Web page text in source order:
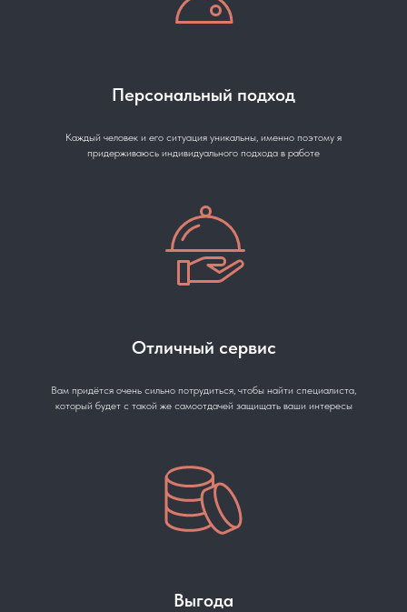
Персональный подход
Каждый человек и его ситуация уникальны, именно поэтому я
придерживаюсь индивидуального подхода в работе
Отличный сервис
Вам придётся очень сильно потрудиться, чтобы найти специалиста,
который будет с такой же самоотдачей защищать ваши интересы
Выгода